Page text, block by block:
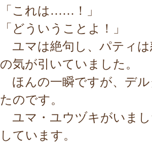
「これは……！」
「どういうことよ！」
ユマは絶句し、パティは
の気が引いていました。
ほんの一瞬ですが、デル
たのです。
ユマ・ユウヅキがいまし
しています。